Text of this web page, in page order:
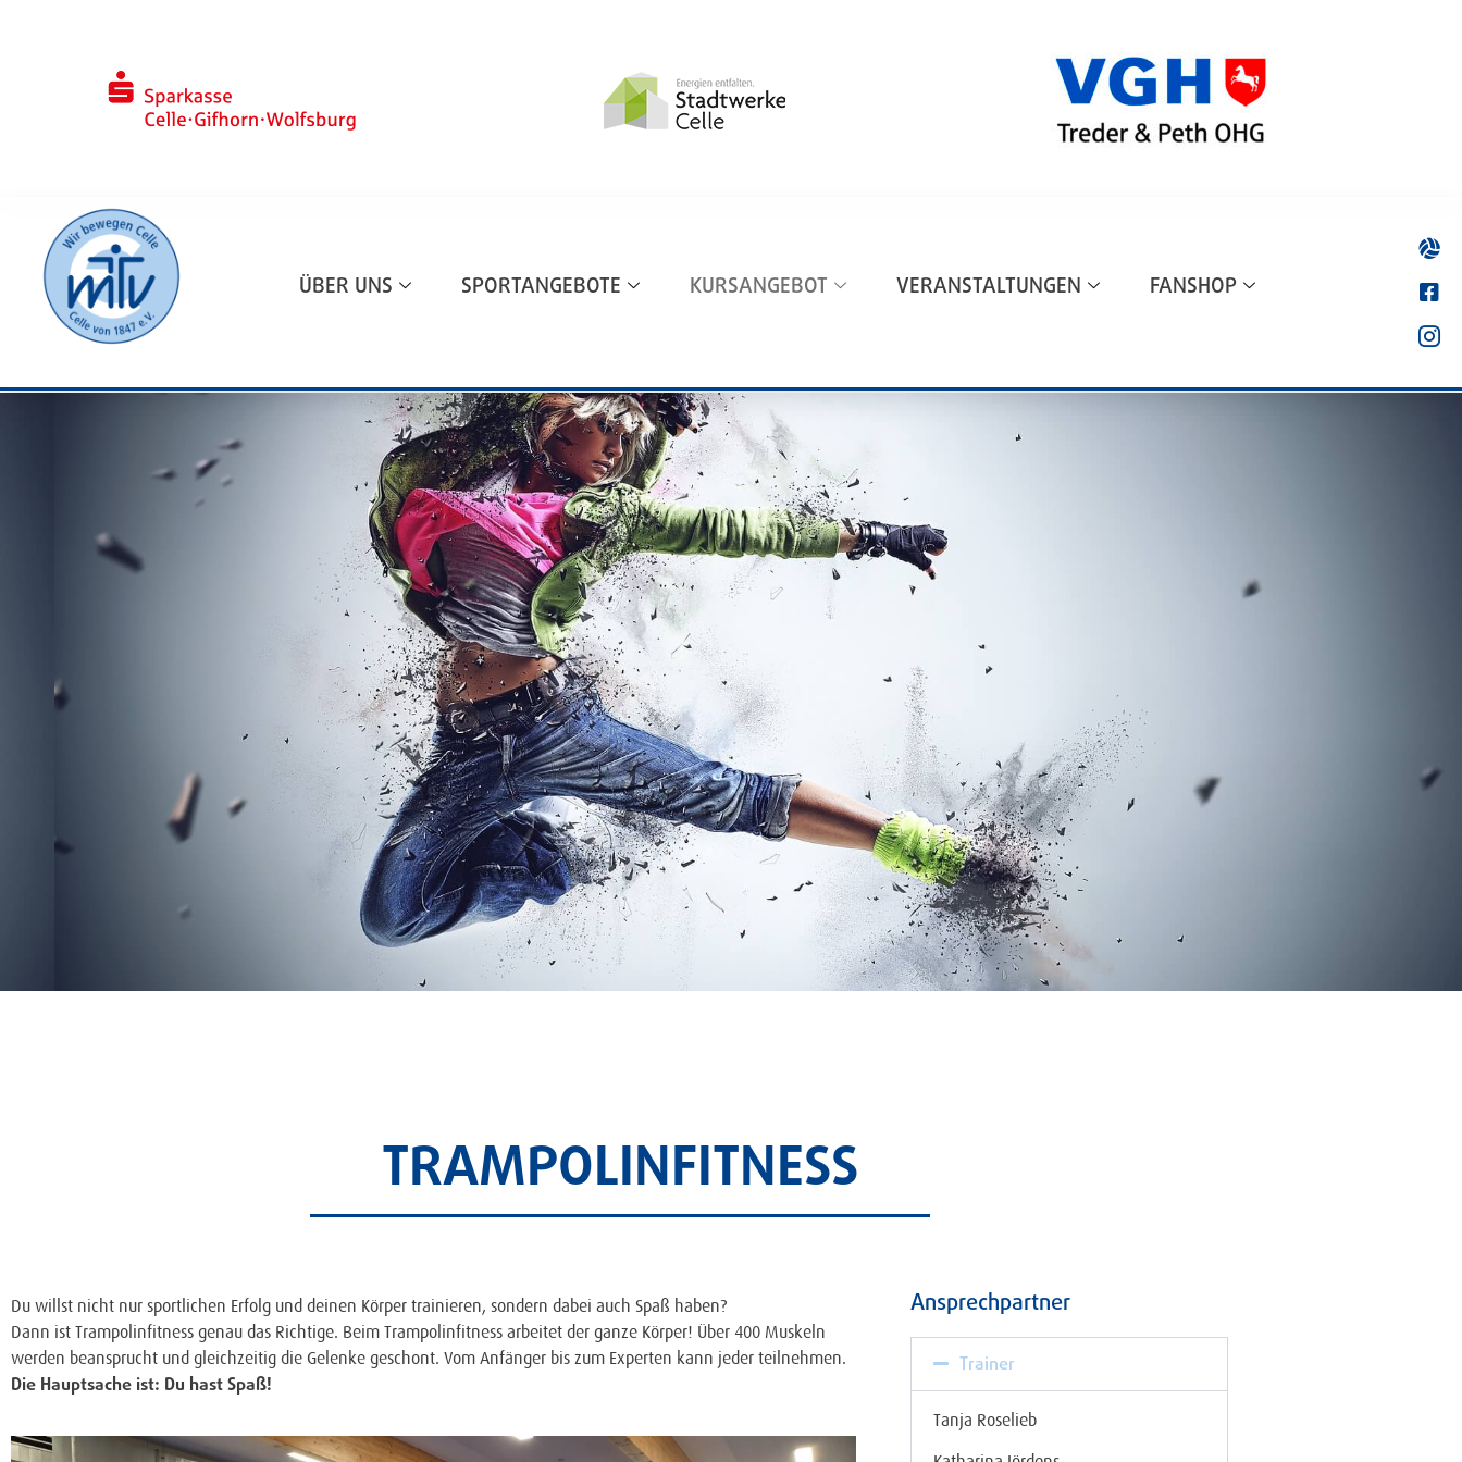
ÜBER UNS SPORTANGEBOTE KURSANGEBOT VERANSTALTUNGEN FANSHOP
TRAMPOLINFITNESS
Du willst nicht nur sportlichen Erfolg und deinen Körper trainieren, sondern dabei auch Spaß haben?
Dann ist Trampolinfitness genau das Richtige. Beim Trampolinfitness arbeitet der ganze Körper! Über 400 Muskeln
werden beansprucht und gleichzeitig die Gelenke geschont. Vom Anfänger bis zum Experten kann jeder teilnehmen.
Die Hauptsache ist: Du hast Spaß!
Ansprechpartner
Trainer
Tanja Roselieb